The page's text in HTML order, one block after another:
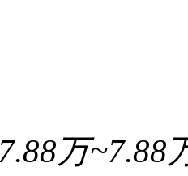
7.88万~7.88